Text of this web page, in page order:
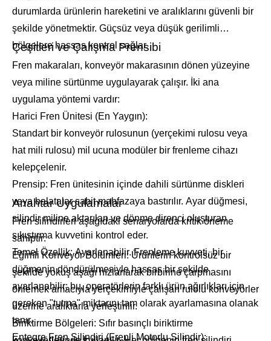
durumlarda ürünlerin hareketini ve aralıklarını güvenli bir
şekilde yönetmektir. Güçsüz veya düşük gerilimli
bölgelere hassas kontrol sağlar.
Çeşitleri ve Çalışma Prensibi
Fren makaraları, konveyör makarasının dönen yüzeyine
veya miline sürtünme uygulayarak çalışır. İki ana
uygulama yöntemi vardır:
Harici Fren Ünitesi (En Yaygın):
Standart bir konveyör rulosunun (yerçekimi rulosu veya
hat mili rulosu) mil ucuna modüler bir frenleme cihazı
kelepçelenir.
Prensip: Fren ünitesinin içinde dahili sürtünme diskleri
veya balatalar sabit mahfazaya bastırılır. Ayar düğmesi,
silindir miline aktarılan ve dönme direnci oluşturan
sıkıştırma kuvvetini kontrol eder.
Temel Özellik: Ayarlanabilir. Frenleme kuvveti, bir
düğmenin döndürülmesiyle hassas bir şekilde
ayarlanabilir; bu, operatörlerin farklı ürün ağırlıkları için
gereken "tutma" miktarını tam olarak ayarlamasına olanak
tanır.
Entegre Fren Silindiri (Frenli Motorlu Silindir):
Anahtar Uygulamalar
Fren silindirleri aşağıdaki senaryolarda kritik öneme
sahiptir:
Eğimli Konveyör Bölümleri: Ürünlerin kontrolsüz bir
şekilde yokuş aşağı hızlanarak birbirine çarpmasını
önlemek amacıyla yerçekimiyle çalışan rulolu konveyörler
üzerine aralıklarla yerleştirilir.
Biriktirme Bölgeleri: Sıfır basınçlı biriktirme